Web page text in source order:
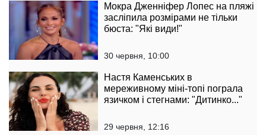
Мокра Дженніфер Лопес на пляжі
засліпила розмірами не тільки
бюста: "Які види!"
30 червня, 10:00
Настя Каменських в
мереживному міні-топі пограла
язичком і стегнами: "Дитинко..."
29 червня, 12:16